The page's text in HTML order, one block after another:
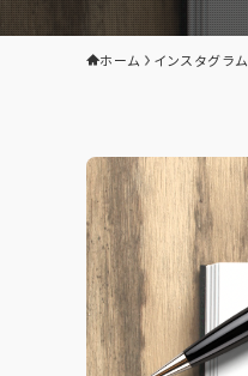
ホーム インスタグラム